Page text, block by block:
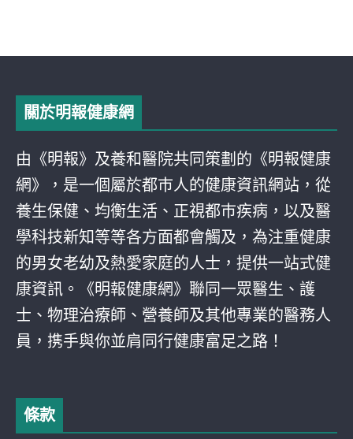
關於明報健康網
由《明報》及養和醫院共同策劃的《明報健康
網》，是一個屬於都巿人的健康資訊網站，從
養生保健、均衡生活、正視都巿疾病，以及醫
學科技新知等等各方面都會觸及，為注重健康
的男女老幼及熱愛家庭的人士，提供一站式健
康資訊。《明報健康網》聯同一眾醫生、護
士、物理治療師、營養師及其他專業的醫務人
員，携手與你並肩同行健康富足之路！
條款